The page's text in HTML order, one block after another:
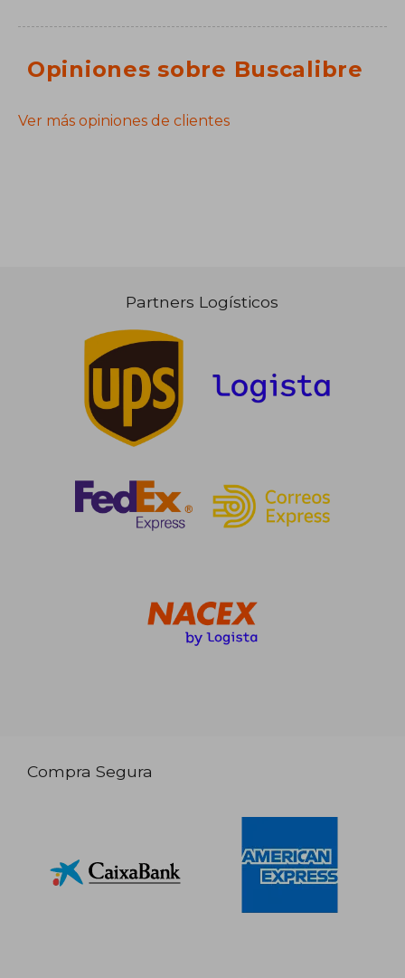
Opiniones sobre Buscalibre
Ver más opiniones de clientes
Partners Logísticos
Compra Segura